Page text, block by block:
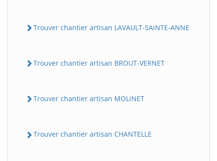
Trouver chantier artisan LAVAULT-SAiNTE-ANNE
Trouver chantier artisan BROUT-VERNET
Trouver chantier artisan MOLiNET
Trouver chantier artisan CHANTELLE